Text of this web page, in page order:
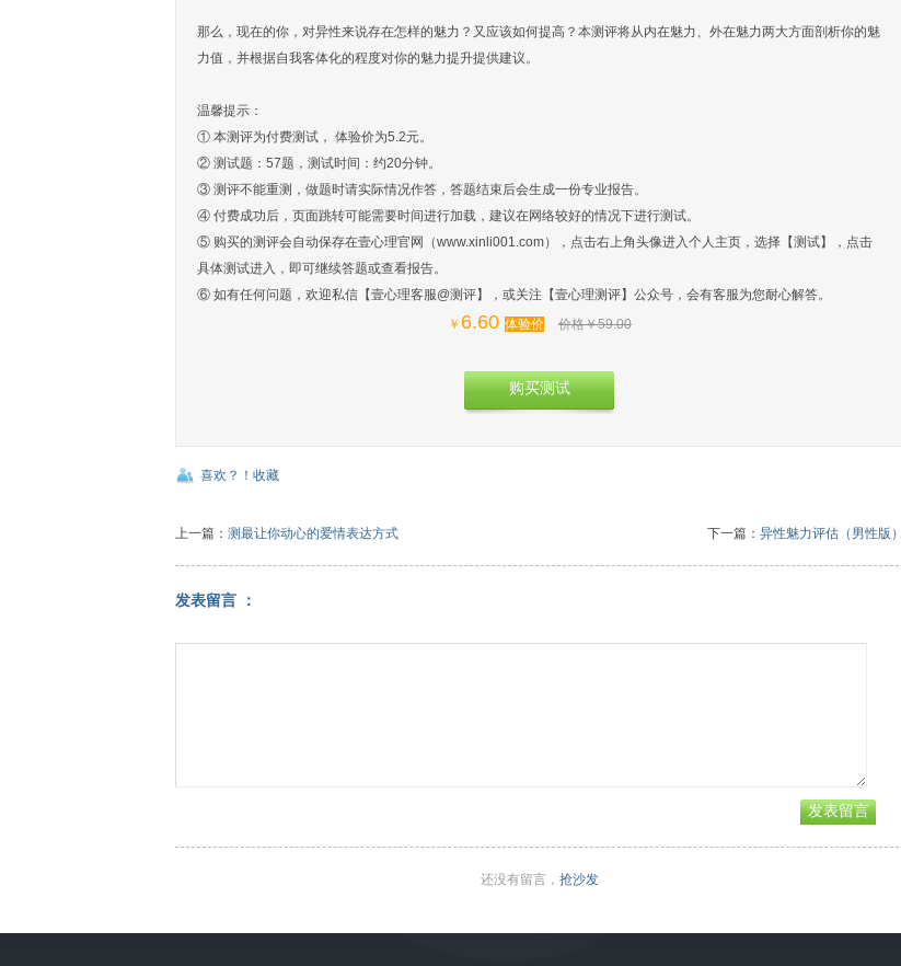
那么，现在的你，对异性来说存在怎样的魅力？又应该如何提高？本测评将从内在魅力、外在魅力两大方面剖析你的魅
力值，并根据自我客体化的程度对你的魅力提升提供建议。
温馨提示：
① 本测评为付费测试， 体验价为5.2元。
② 测试题：57题，测试时间：约20分钟。
③ 测评不能重测，做题时请实际情况作答，答题结束后会生成一份专业报告。
④ 付费成功后，页面跳转可能需要时间进行加载，建议在网络较好的情况下进行测试。
⑤ 购买的测评会自动保存在壹心理官网（www.xinli001.com），点击右上角头像进入个人主页，选择【测试】，点击
具体测试进入，即可继续答题或查看报告。
⑥ 如有任何问题，欢迎私信【壹心理客服@测评】，或关注【壹心理测评】公众号，会有客服为您耐心解答。
￥ 6.60 体验价 价格￥59.00
购买测试
喜欢？！收藏
上一篇： 测最让你动心的爱情表达方式 下一篇： 异性魅力评估（男性版）
发表留言 ：
还没有留言， 抢沙发